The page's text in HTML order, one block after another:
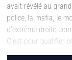
avait révélé au
police, la mafia, le
d’extrême droite
C’est pour qualifier